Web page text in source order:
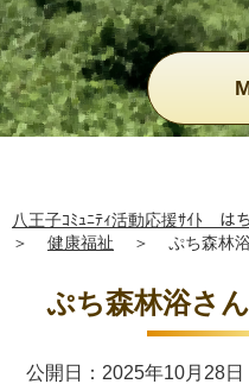
八王子ｺﾐｭﾆﾃｨ活動応援ｻｲﾄ は
＞
健康福祉 ＞ ぷち森林
ぷち森林浴さ
公開日：2025年10月28